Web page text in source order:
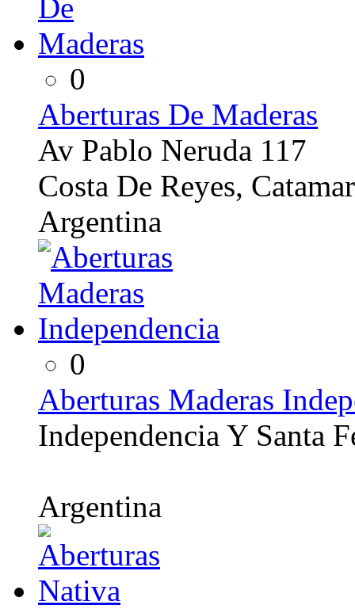
0
Aberturas De Maderas
Av Pablo Neruda 117
Costa De Reyes,
Argentina
0
Aberturas Maderas
Independencia Y Santa
Argentina